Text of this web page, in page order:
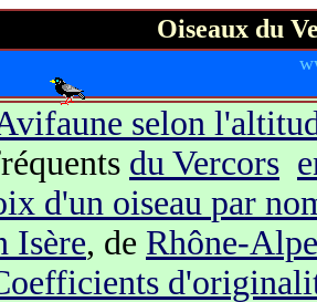
Oiseaux du
selon
du Vercors
d'un oiseau par
Isère, de Rhône-